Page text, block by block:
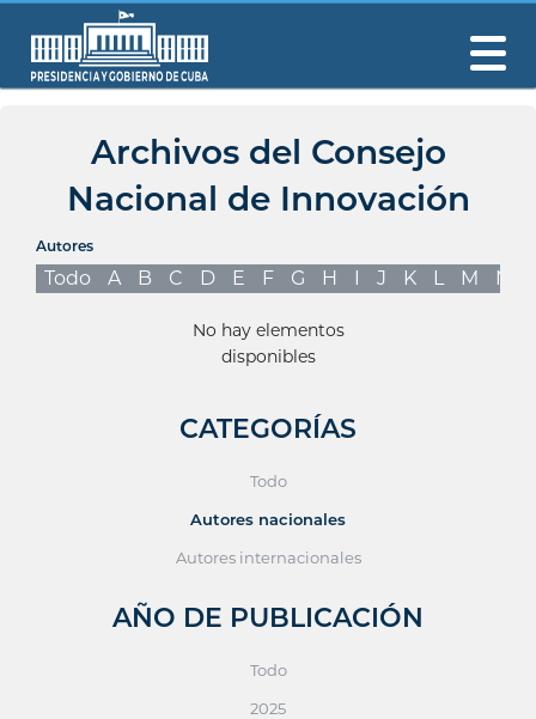
Archivos del Consejo
Nacional de Innovación
Autores
Todo A B C D E F G H I J K L M N
No hay elementos
disponibles
CATEGORÍAS
Todo
Autores nacionales
Autores internacionales
AÑO DE PUBLICACIÓN
Todo
2025